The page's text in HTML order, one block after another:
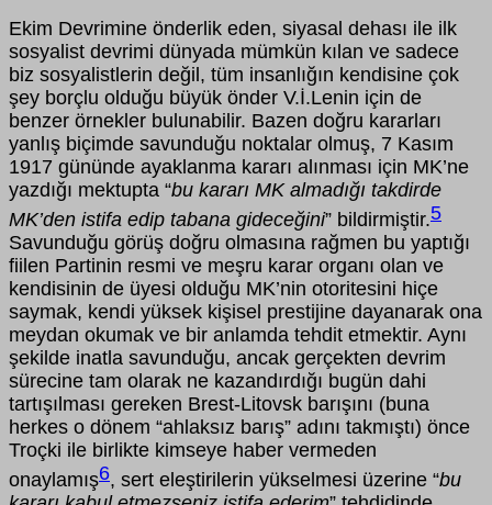
Ekim Devrimine önderlik eden, siyasal dehası ile ilk
sosyalist devrimi dünyada mümkün kılan ve sadece
biz sosyalistlerin değil, tüm insanlığın kendisine çok
şey borçlu olduğu büyük önder V.İ.Lenin için de
benzer örnekler bulunabilir. Bazen doğru kararları
yanlış biçimde savunduğu noktalar olmuş, 7 Kasım
1917 gününde ayaklanma kararı alınması için MK’ne
yazdığı mektupta “bu kararı MK almadığı takdirde
MK’den istifa edip tabana gideceğini” bildirmiştir.5
Savunduğu görüş doğru olmasına rağmen bu yaptığı
fiilen Partinin resmi ve meşru karar organı olan ve
kendisinin de üyesi olduğu MK’nin otoritesini hiçe
saymak, kendi yüksek kişisel prestijine dayanarak ona
meydan okumak ve bir anlamda tehdit etmektir. Aynı
şekilde inatla savunduğu, ancak gerçekten devrim
sürecine tam olarak ne kazandırdığı bugün dahi
tartışılması gereken Brest-Litovsk barışını (buna
herkes o dönem “ahlaksız barış” adını takmıştı) önce
Troçki ile birlikte kimseye haber vermeden
onaylamış6, sert eleştirilerin yükselmesi üzerine “bu